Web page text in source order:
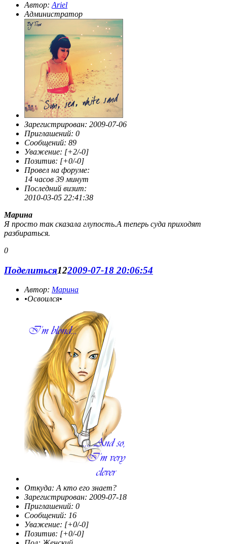
Автор: Ariel
Администратор
Зарегистрирован: 2009-07-06
Приглашений: 0
Сообщений: 89
Уважение: [+2/-0]
Позитив: [+0/-0]
Провел на форуме:
14 часов 39 минут
Последний визит:
2010-03-05 22:41:38
Марина
Я просто так сказала глупость.А теперь суда приходят
разбираться.
0
Поделиться122009-07-18 20:06:54
Автор: Марина
•Освоился•
Откуда: А кто его знает?
Зарегистрирован: 2009-07-18
Приглашений: 0
Сообщений: 16
Уважение: [+0/-0]
Позитив: [+0/-0]